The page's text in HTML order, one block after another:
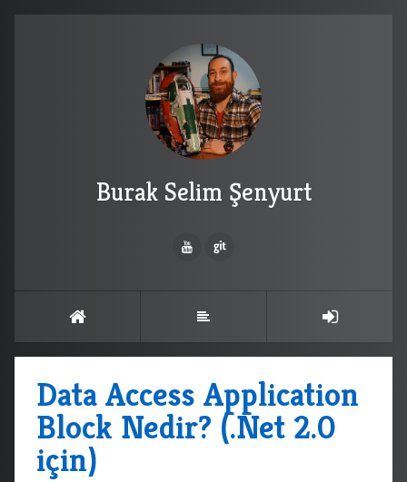
Burak Selim Şenyurt
Data Access Application
Block Nedir? (.Net 2.0
için)